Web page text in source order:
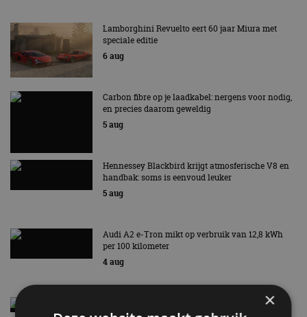
Lamborghini Revuelto eert 60 jaar Miura met
speciale editie
6 aug
Carbon fibre op je laadkabel: nergens voor nodig,
en precies daarom geweldig
5 aug
Hennessey Blackbird krijgt atmosferische V8 en
handbak: soms is eenvoud leuker
5 aug
Audi A2 e-Tron mikt op verbruik van 12,8 kWh
per 100 kilometer
4 aug
Elektrische Geely E2 (tijdelijk) net zo goedkoop
als een Renault Twingo
×